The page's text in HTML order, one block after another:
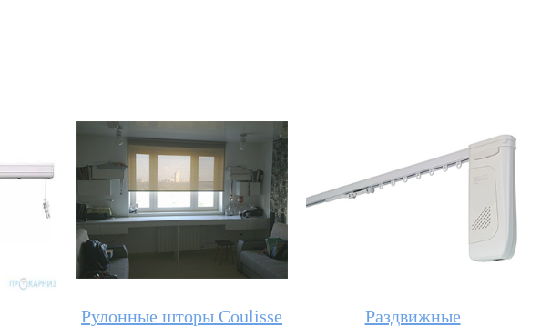
Рулонные шторы Coulisse
Раздвижные